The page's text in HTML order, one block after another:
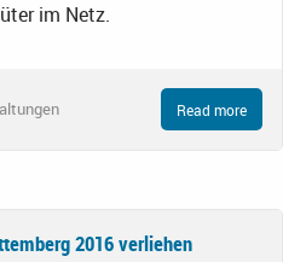
im Netz.
Read more
2016 verliehen